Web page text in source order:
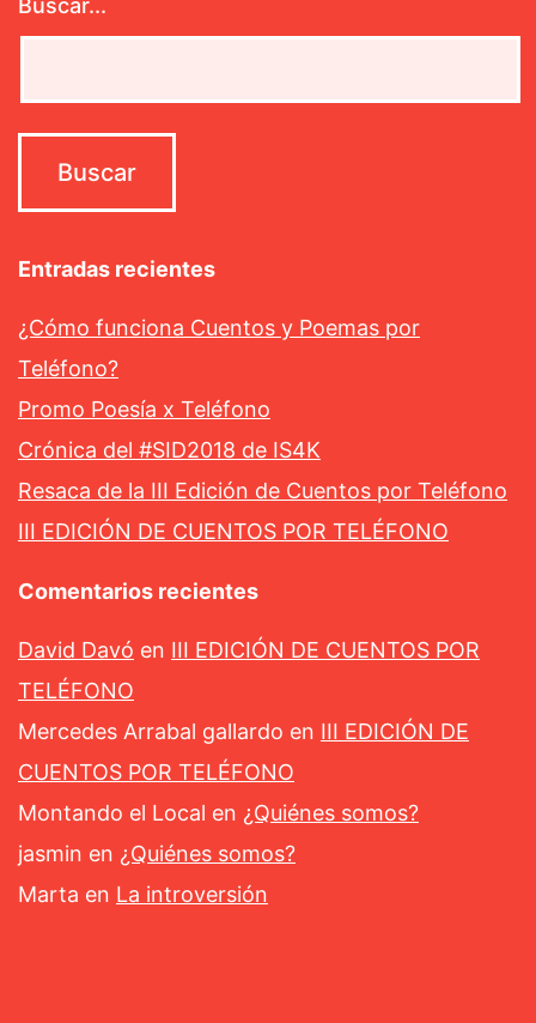
Buscar...
Entradas recientes
¿Cómo funciona Cuentos y Poemas por
Teléfono?
Promo Poesía x Teléfono
Crónica del #SID2018 de IS4K
Resaca de la III Edición de Cuentos por Teléfono
III EDICIÓN DE CUENTOS POR TELÉFONO
Comentarios recientes
David Davó en III EDICIÓN DE CUENTOS POR
TELÉFONO
Mercedes Arrabal gallardo en III EDICIÓN DE
CUENTOS POR TELÉFONO
Montando el Local en ¿Quiénes somos?
jasmin en ¿Quiénes somos?
Marta en La introversión